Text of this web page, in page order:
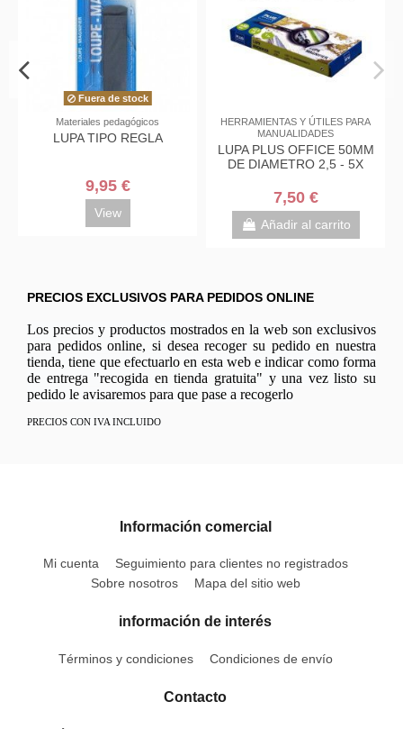
Fuera de stock
Materiales pedagógicos
LUPA TIPO REGLA
9,95 €
View
HERRAMIENTAS Y ÚTILES PARA
MANUALIDADES
LUPA PLUS OFFICE 50MM
DE DIAMETRO 2,5 - 5X
7,50 €
Añadir al carrito
PRECIOS EXCLUSIVOS PARA PEDIDOS ONLINE
Los precios y productos mostrados en la web son exclusivos
para pedidos online, si desea recoger su pedido en nuestra
tienda, tiene que efectuarlo en esta web e indicar como forma
de entrega "recogida en tienda gratuita" y una vez listo su
pedido le avisaremos para que pase a recogerlo
PRECIOS CON IVA INCLUIDO
Información comercial
Mi cuenta
Seguimiento para clientes no registrados
Sobre nosotros
Mapa del sitio web
información de interés
Términos y condiciones Condiciones de envío
Contacto